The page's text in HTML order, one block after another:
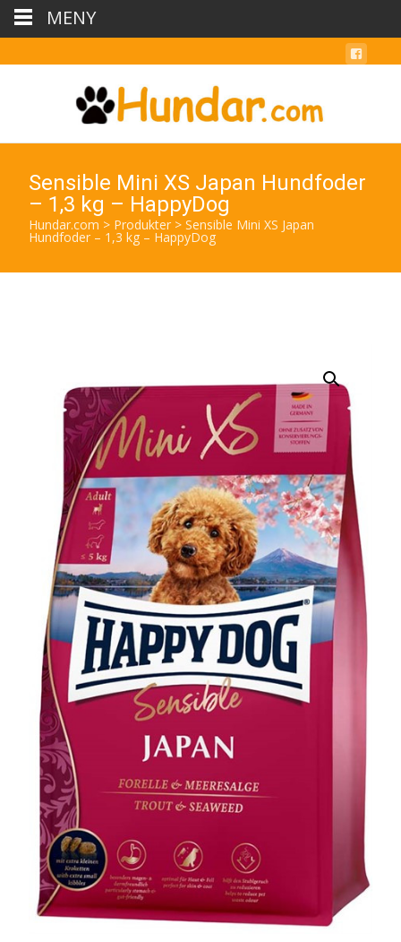
Sensible Mini XS Japan Hundfoder
– 1,3 kg – HappyDog
Hundar.com > Produkter > Sensible Mini XS Japan
Hundfoder – 1,3 kg – HappyDog
MENY